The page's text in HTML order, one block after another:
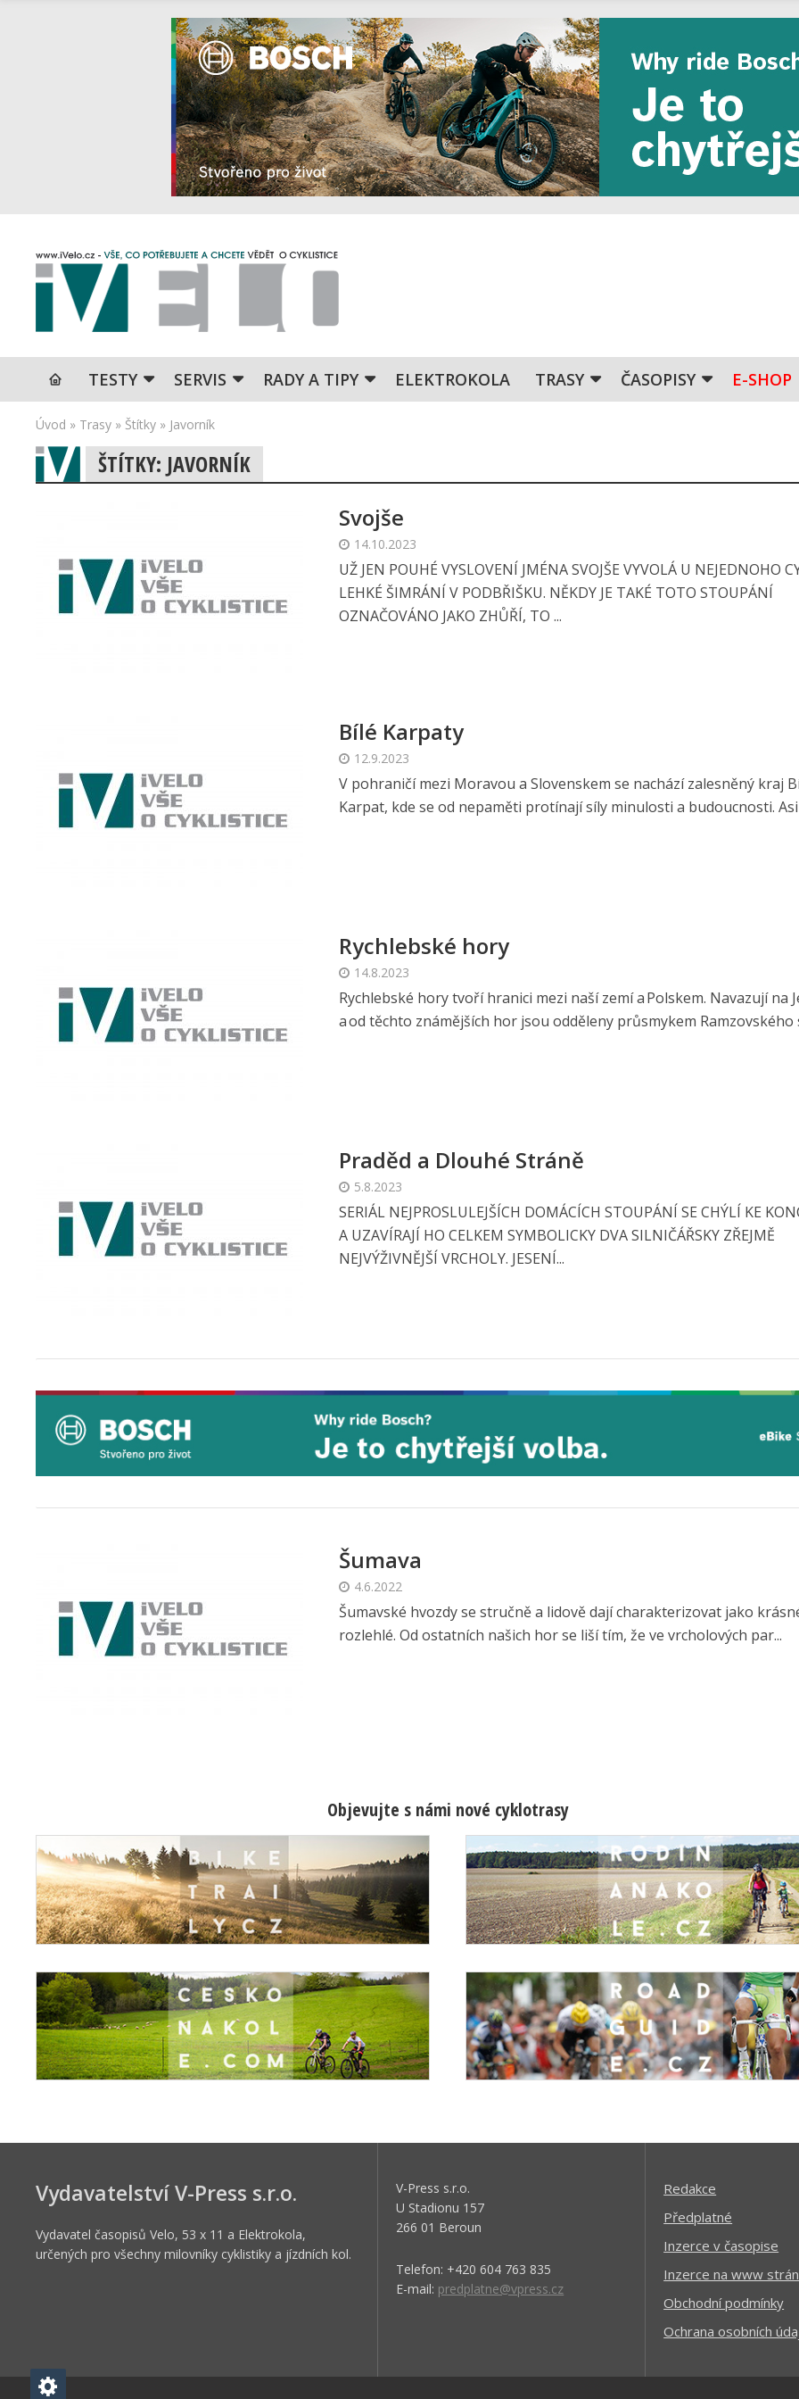
TESTY SERVIS RADY A TIPY ELEKTROKOLA TRASY ČASOPISY E-SHOP
Úvod » Trasy » Štítky » Javorník
ŠTÍTKY: JAVORNÍK
Svojše
14.10.2023
UŽ JEN POUHÉ VYSLOVENÍ JMÉNA SVOJŠE VYVOLÁ U NEJEDNOHO
LEHKÉ ŠIMRÁNÍ V PODBŘIŠKU. NĚKDY JE TAKÉ TOTO STOUPÁNÍ
OZNAČOVÁNO JAKO ZHŮŘÍ, TO ...
Bílé Karpaty
12.9.2023
V pohraničí mezi Moravou a Slovenskem se nachází zalesněný kraj
Karpat, kde se od nepaměti protínají síly minulosti a budoucnosti. Asi
Rychlebské hory
14.8.2023
Rychlebské hory tvoří hranici mezi naší zemí a Polskem. Navazují na
a od těchto známějších hor jsou odděleny průsmykem Ramzovského
Praděd a Dlouhé Stráně
5.8.2023
SERIÁL NEJPROSLULEJŠÍCH DOMÁCÍCH STOUPÁNÍ SE CHÝLÍ KE
A UZAVÍRAJÍ HO CELKEM SYMBOLICKY DVA SILNIČÁŘSKY ZŘEJMĚ
NEJVÝŽIVNĚJŠÍ VRCHOLY. JESENÍ...
Šumava
4.6.2022
Šumavské hvozdy se stručně a lidově dají charakterizovat jako
rozlehlé. Od ostatních našich hor se liší tím, že ve vrcholových par...
Objevujte s námi nové cyklotrasy
Vydavatelství V-Press s.r.o.
Vydavatel časopisů Velo, 53 x 11 a Elektrokola,
určených pro všechny milovníky cyklistiky a jízdních kol.
V-Press s.r.o.
U Stadionu 157
266 01 Beroun
Telefon: +420 604 763 835
E-mail: predplatne@vpress.cz
Redakce
Předplatné
Inzerce v časopise
Inzerce na www
Obchodní podmínky
Ochrana osobních